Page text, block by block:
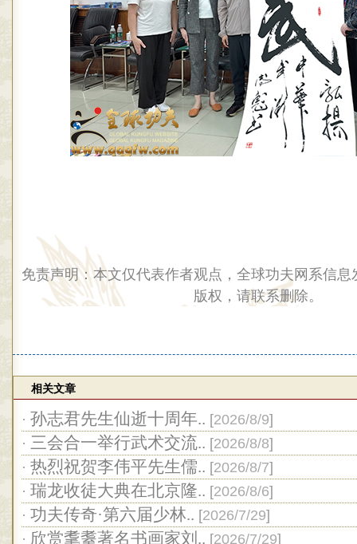
免责声明：本文仅代表作者观点，全球功夫网系信
版权，请联系删除。
相关文章
· 孙志君先生仙逝十周年.. [2026/8/9]
· 三会合一举行武术交流.. [2026/8/8]
· 热烈祝贺李伟平先生儒.. [2026/8/7]
· 瑞龙收徒大典在北京隆.. [2026/8/6]
· 功夫传奇·第六届少林.. [2026/7/29]
· 欣赏耄耋著名书画家刘.. [2026/7/29]